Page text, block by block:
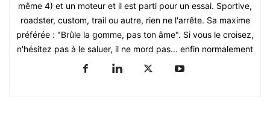
même 4) et un moteur et il est parti pour un essai. Sportive,
roadster, custom, trail ou autre, rien ne l'arrête. Sa maxime
préférée : "Brûle la gomme, pas ton âme". Si vous le croisez,
n'hésitez pas à le saluer, il ne mord pas... enfin normalement